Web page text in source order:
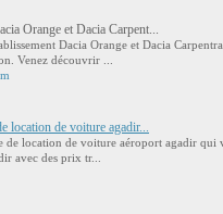
Orange et Dacia Carpent...
Dacia Orange et Dacia
Venez découvrir ...
location de voiture agadir...
de location de voiture aéroport agadir
avec des prix tr...